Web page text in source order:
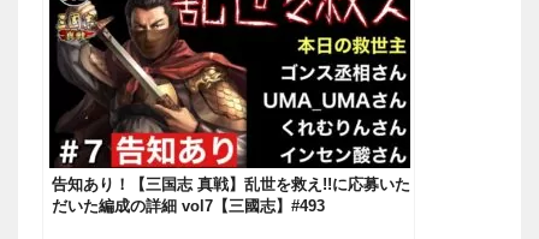
告知あり！【三国志 真戦】乱世を救え!!に応募いた
だいた編成の詳細 vol7【三國志】#493